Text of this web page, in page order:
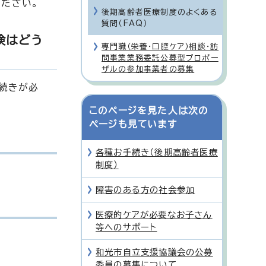
さい。
はどう
きが必
後期高齢者医療制度のよくある
質問（FAQ）
専門職（栄養・口腔ケア）相談・訪
問事業業務委託公募型プロポー
ザルの参加事業者の募集
このページを見た人は次の
ページも見ています
各種お手続き（後期高齢者医療
制度）
障害のある方の社会参加
医療的ケアが必要なお子さん
等へのサポート
和光市自立支援協議会の公募